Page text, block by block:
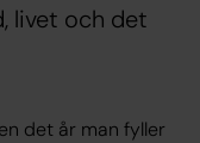
livet och det
det år man fyller